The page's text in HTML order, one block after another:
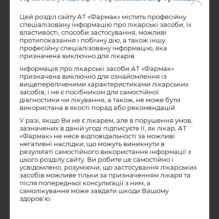
помирали переважно маленькі діти та особи похилого віку,
грип завдає великої шкоди здоров’ю людства. Підраховано,
що грип та грипоподібні хвороби в середньому щорічно
складають половину всіх інфекційних захворювань. Саме ці
хвороби дають 15-20% загального числа втрат
працездатності населення в більшості країн. Під час
пандемій цифри незмірно зростають. Досить сказати, що в
1957-1958 роках на грип перехворіло близько 3 мільярди
чоловік, тобто більше 2/3 населення земної кулі. Чим же
пояснити, що людство, яке зуміло позбутися від навал таких
страшних захворювань, як чума, холера, віспа, не може до
цих пір ліквідувати грип?
Для того щоб відповісти на це питання, необхідно більш
детально ознайомитися з самим захворюванням,
причинами, що викликають його, і тими особливостями, які
відрізняють його від інших хвороб.
Джерело: ГРИПП и его предупреждение.,Л.Я.Закстельская.,
Москва «Медицина» 1967г.
Цей розділ сайту АТ «Фармак» містить професійну
спеціалізовану інформацію про лікарські засоби, їх
властивості, способи застосування, можливі
протипоказання і побічну дію, а також іншу
професійну спеціалізовану інформацію, яка
призначена виключно для лікарів.
Інформація про лікарські засоби АТ «Фармак»
призначена виключно для ознайомлення із
вищепереліченими характеристиками лікарських
засобів, і не є посібником для самостійної
діагностики чи лікування, а також, не може бути
використана в якості порад або рекомендацій.
У разі, якщо Ви не є лікарем, але в порушення умов,
зазначених в даній угоді підписуєте її, як лікар, АТ
«Фармак» не несе відповідальності за можливі
негативні наслідки, що можуть виникнути в
результаті самостійного використання інформації з
цього розділу сайту. Ви робите це самостійно і
усвідомлено, розуміючи, що застосування лікарських
засобів можливе тільки за призначенням лікаря та
після попередньої консультації з ним, а
самолікування може завдати шкоди Вашому
здоров’ю.